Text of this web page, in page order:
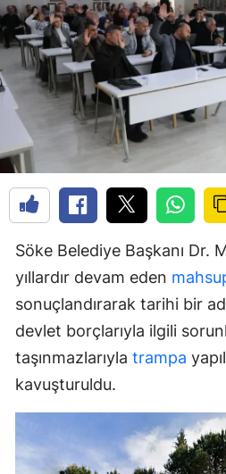
Söke Belediye Başkanı Dr.
yıllardır devam eden
sonuçlandırarak tarihi bir
devlet borçlarıyla ilgili
taşınmazlarıyla trampa
kavuşturuldu.